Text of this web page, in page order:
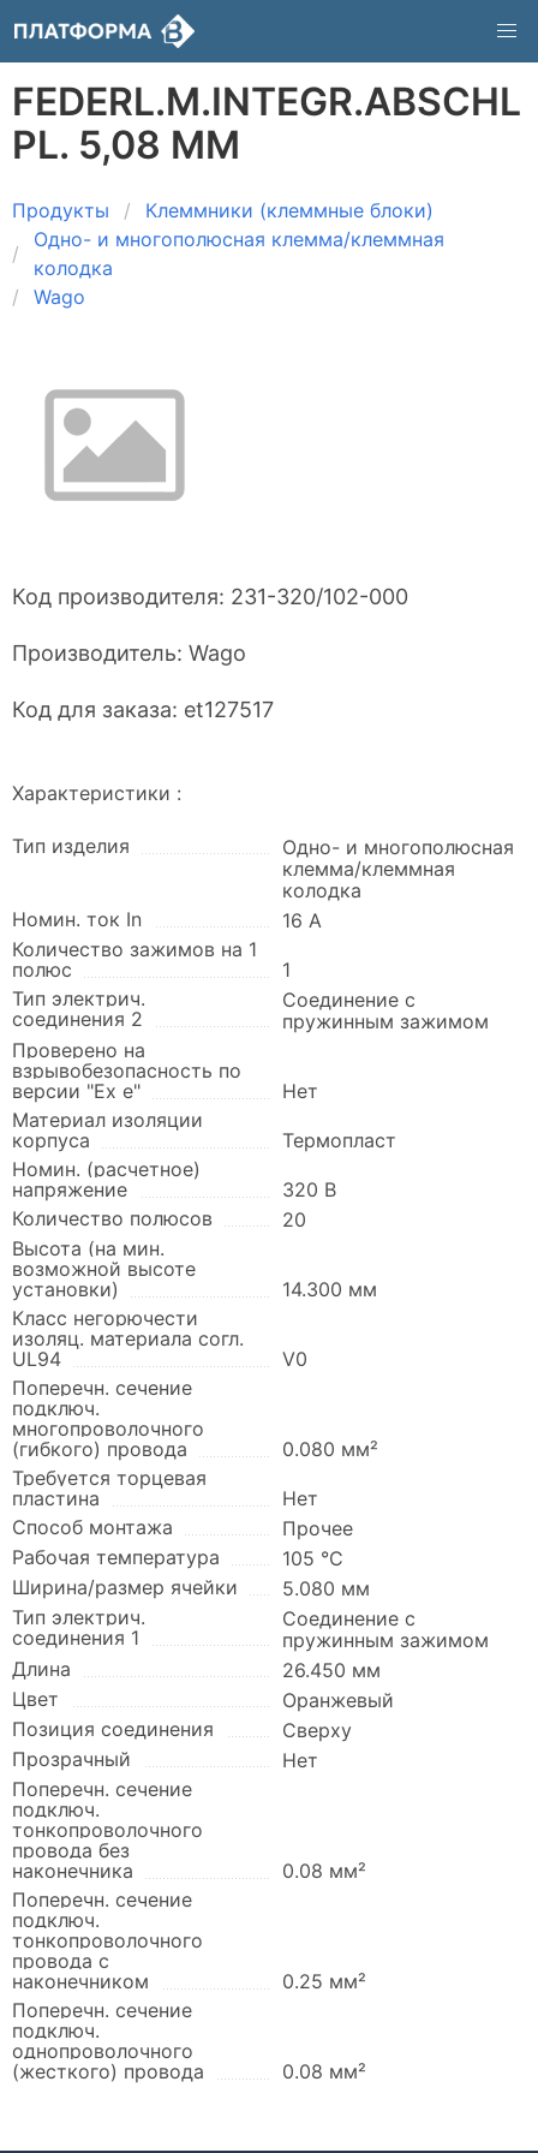
FEDERL.M.INTEGR.ABSCHL
PL. 5,08 MM
Продукты
Клеммники (клеммные блоки)
Одно- и многополюсная клемма/клеммная
колодка
Wago
Код производителя: 231-320/102-000
Производитель: Wago
Код для заказа: et127517
Характеристики :
Тип изделия
Одно- и многополюсная
клемма/клеммная
колодка
Номин. ток In
16 А
Количество зажимов на 1
полюс
1
Тип электрич.
соединения 2
Соединение с
пружинным зажимом
Проверено на
взрывобезопасность по
версии "Ex e"
Нет
Материал изоляции
корпуса
Термопласт
Номин. (расчетное)
напряжение
320 В
Количество полюсов
20
Высота (на мин.
возможной высоте
установки)
14.300 мм
Класс негорючести
изоляц. материала согл.
UL94
V0
Поперечн. сечение
подключ.
многопроволочного
(гибкого) провода
0.080 мм²
Требуется торцевая
пластина
Нет
Способ монтажа
Прочее
Рабочая температура
105 °C
Ширина/размер ячейки
5.080 мм
Тип электрич.
соединения 1
Соединение с
пружинным зажимом
Длина
26.450 мм
Цвет
Оранжевый
Позиция соединения
Сверху
Прозрачный
Нет
Поперечн. сечение
подключ.
тонкопроволочного
провода без
наконечника
0.08 мм²
Поперечн. сечение
подключ.
тонкопроволочного
провода с
наконечником
0.25 мм²
Поперечн. сечение
подключ.
однопроволочного
(жесткого) провода
0.08 мм²